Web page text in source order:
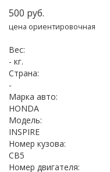
500 руб.
цена ориентировочная
Вес:
- кг.
Страна:
-
Марка авто:
HONDA
Модель:
INSPIRE
Номер кузова:
CB5
Номер двигателя: